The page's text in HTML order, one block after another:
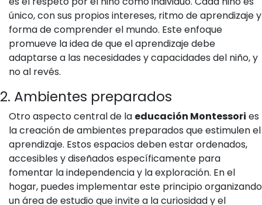
único, con sus propios intereses, ritmo de aprendizaje y
forma de comprender el mundo. Este enfoque
promueve la idea de que el aprendizaje debe
adaptarse a las necesidades y capacidades del niño, y
no al revés.
2. Ambientes preparados
Otro aspecto central de la educación Montessori es
la creación de ambientes preparados que estimulen el
aprendizaje. Estos espacios deben estar ordenados,
accesibles y diseñados específicamente para
fomentar la independencia y la exploración. En el
hogar, puedes implementar este principio organizando
un área de estudio que invite a la curiosidad y el